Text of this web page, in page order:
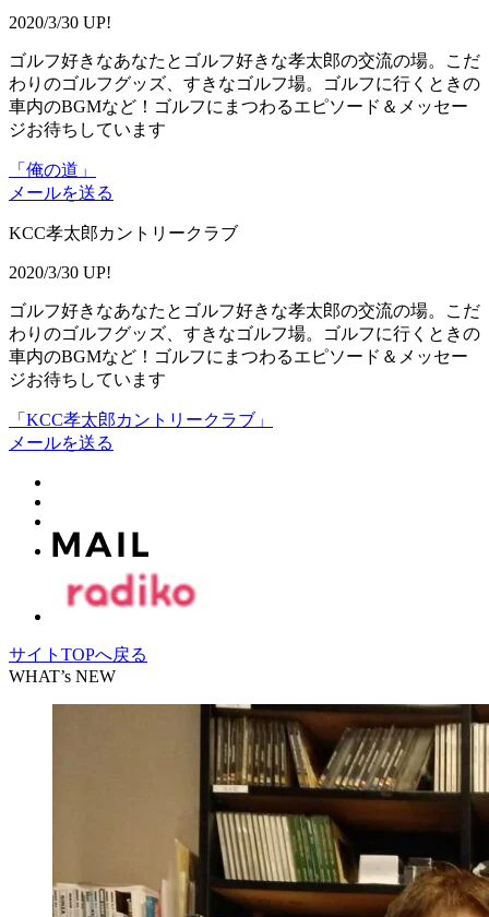
2020/3/30 UP!
ゴルフ好きなあなたとゴルフ好きな孝太郎の交流の場。こだ
わりのゴルフグッズ、すきなゴルフ場。ゴルフに行くときの
車内のBGMなど！ゴルフにまつわるエピソード＆メッセー
ジお待ちしています
「俺の道」
メールを送る
KCC孝太郎カントリークラブ
2020/3/30 UP!
ゴルフ好きなあなたとゴルフ好きな孝太郎の交流の場。こだ
わりのゴルフグッズ、すきなゴルフ場。ゴルフに行くときの
車内のBGMなど！ゴルフにまつわるエピソード＆メッセー
ジお待ちしています
「KCC孝太郎カントリークラブ」
メールを送る
サイトTOPへ戻る
WHAT’s NEW